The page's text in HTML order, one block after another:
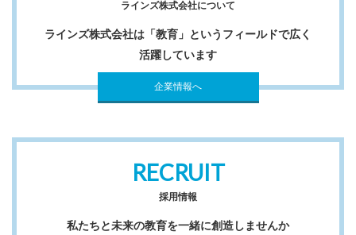
5. 本人が容易に認識できない方法による個人情報収集の有
無：このお問い合わせフォームからの送信にはCookie等を使
用した、お客様本人が容易に認識できない方法による個人情
報の取得は一切おこなっておりません。
いたお客様はラインズ株式会社が保有する 自己の個人情報に
ついて個人情報の利用目的の通知・開示・訂正・追加・削
除・利用停止・消去・第三者提供停止、第三者提供記録の開
ラインズ株式会社について
ラインズ株式会社は「教育」というフィールドで広く
活躍しています
企業情報へ
RECRUIT
採用情報
私たちと未来の教育を一緒に創造しませんか